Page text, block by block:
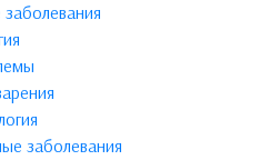
заболевания